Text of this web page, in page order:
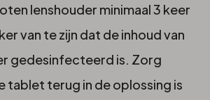
lenshouder minimaal 3 keer
van te zijn dat de inhoud van
gedesinfecteerd is. Zorg
tablet terug in de oplossing is